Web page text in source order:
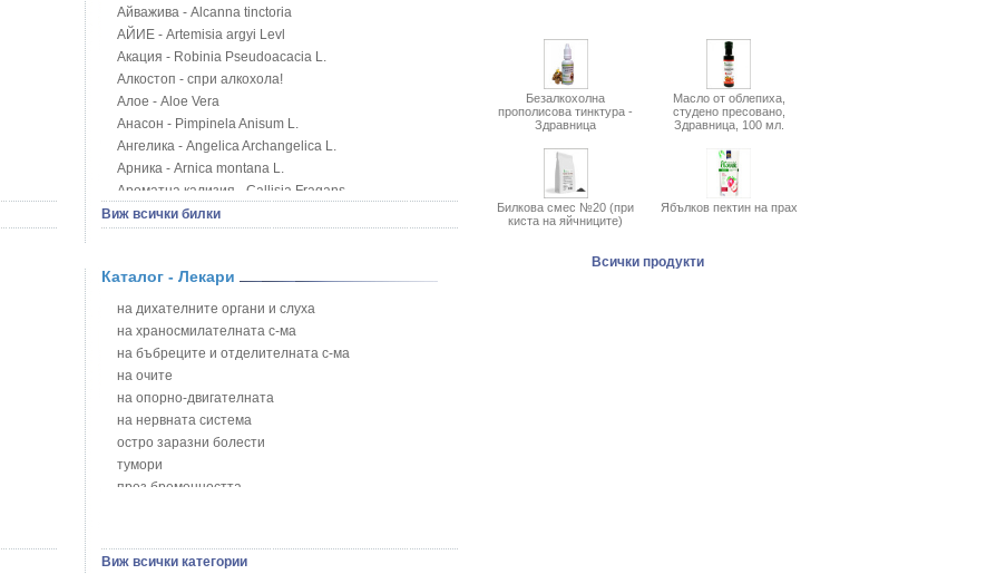
Айважива - Alcanna tinctoria
АЙИЕ - Artemisia argyi Levl
Акация - Robinia Pseudoacacia L.
Алкостоп - спри алкохола!
Алое - Aloe Vera
Анасон - Pimpinela Anisum L.
Ангелика - Angelica Archangelica L.
Арника - Arnica montana L.
Ароматна кализия - Callisia Fragans
Арония - Sorbus melanocorpa
Блатен аир - Acorus calamus L.
Блатен тъжник - Spirea ulmaria L.
Блян
Бобови шушулки - Phaseolus Vulgaris L.
Божур - Paeonia Decora
Борови връхчета - Pinus sylvestris
Босилек - Ocimum Basillicum
Брей - Tamus Communis
Брош - Rubia tinctorum L.
Бръшлян - Hedera helix L.
Бял имел - Viscum album L.
Бял оман - Inula Helenium L.
Виж всички билки
Каталог - Лекари
на дихателните органи и слуха
на храносмилателната с-ма
на бъбреците и отделителната с-ма
на очите
на опорно-двигателната
на нервната система
остро заразни болести
тумори
през бременността
сексуални проблеми
Виж всички категории
Безалкохолна
прополисова тинктура -
Здравница
Масло от облепиха,
студено пресовано,
Здравница, 100 мл.
Билкова смес №20 (при
киста на яйчниците)
Ябълков пектин на прах
Всички продукти